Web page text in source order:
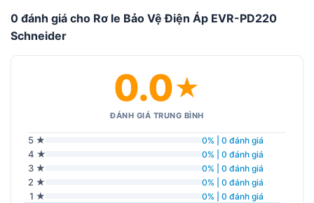
0 đánh giá cho Rơ le Bảo Vệ Điện Áp EVR-PD220
Schneider
0.0★
ĐÁNH GIÁ TRUNG BÌNH
5 ★ 0% | 0 đánh giá
4 ★ 0% | 0 đánh giá
3 ★ 0% | 0 đánh giá
2 ★ 0% | 0 đánh giá
1 ★ 0% | 0 đánh giá